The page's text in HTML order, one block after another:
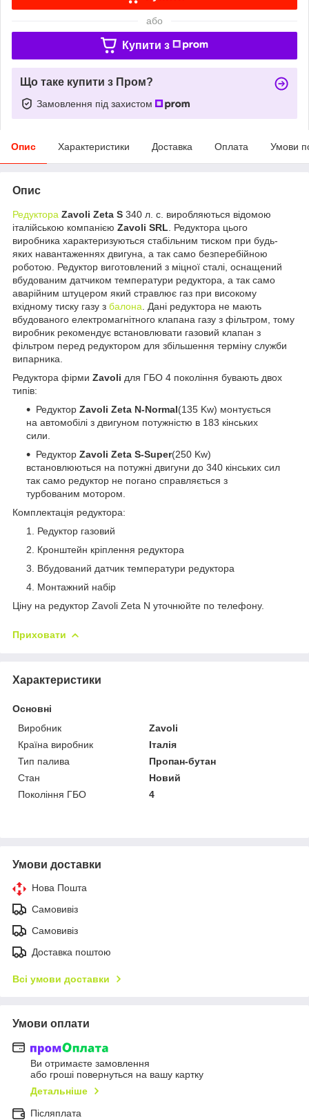
або
Купити з
Що таке купити з Пром?
Замовлення під захистом
Опис Характеристики Доставка Оплата Умови
Опис
Редуктора Zavoli Zeta S 340 л. с. виробляються відомою
італійською компанією Zavoli SRL . Редуктора цього
виробника характеризуються стабільним тиском при будь-
яких навантаженнях двигуна, а так само безперебійною
роботою. Редуктор виготовлений з міцної сталі, оснащений
вбудованим датчиком температури редуктора, а так само
аварійним штуцером який стравлює газ при високому
вхідному тиску газу з балона . Дані редуктора не мають
вбудованого електромагнітного клапана газу з фільтром, тому
виробник рекомендує встановлювати газовий клапан з
фільтром перед редуктором для збільшення терміну служби
випарника.
Редуктора фірми Zavoli для ГБО 4 покоління бувають двох
типів:
Редуктор Zavoli Zeta N-Normal(135 Kw) монтується
на автомобілі з двигуном потужністю в 183 кінських
сили.
Редуктор Zavoli Zeta S-Super(250 Kw)
встановлюються на потужні двигуни до 340 кінських сил
так само редуктор не погано справляється з
турбованим мотором.
Комплектація редуктора:
Редуктор газовий
Кронштейн кріплення редуктора
Вбудований датчик температури редуктора
Монтажний набір
Ціну на редуктор Zavoli Zeta N уточнюйте по телефону.
Приховати
Характеристики
Основні
Виробник
Zavoli
Країна виробник
Італія
Тип палива
Пропан-бутан
Стан
Новий
Покоління ГБО
4
Умови доставки
Нова Пошта
Самовивіз
Самовивіз
Доставка поштою
Всі умови доставки
Умови оплати
Ви отримаєте замовлення
або гроші повернуться на вашу картку
Детальніше
Післяплата